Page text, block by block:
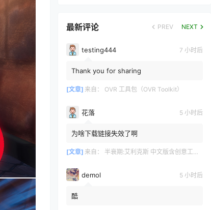
最新评论 PREV NEXT
testing444 7 小时后
Thank you for sharing
[文章] 来自： OVR 工具包（OVR Toolkit）
花落 5 小时后
为啥下载链接失效了啊
[文章] 来自： 半衰期:艾利克斯 中文版含创意工坊地图（Half-Life: Alyx）
demol 5 小时后
酷